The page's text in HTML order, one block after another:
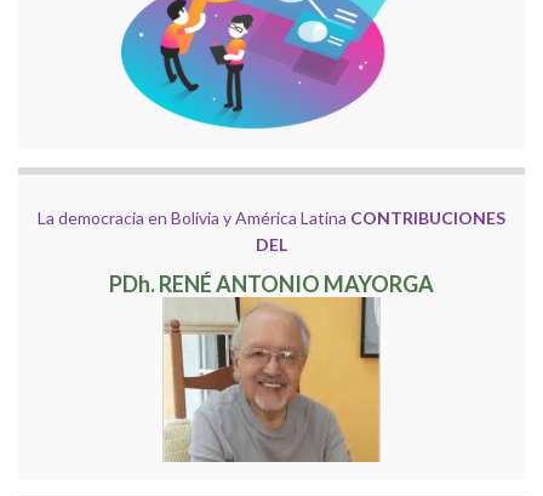
La democracia en Bolivia y América Latina CONTRIBUCIONES
DEL
PDh. RENÉ ANTONIO MAYORGA